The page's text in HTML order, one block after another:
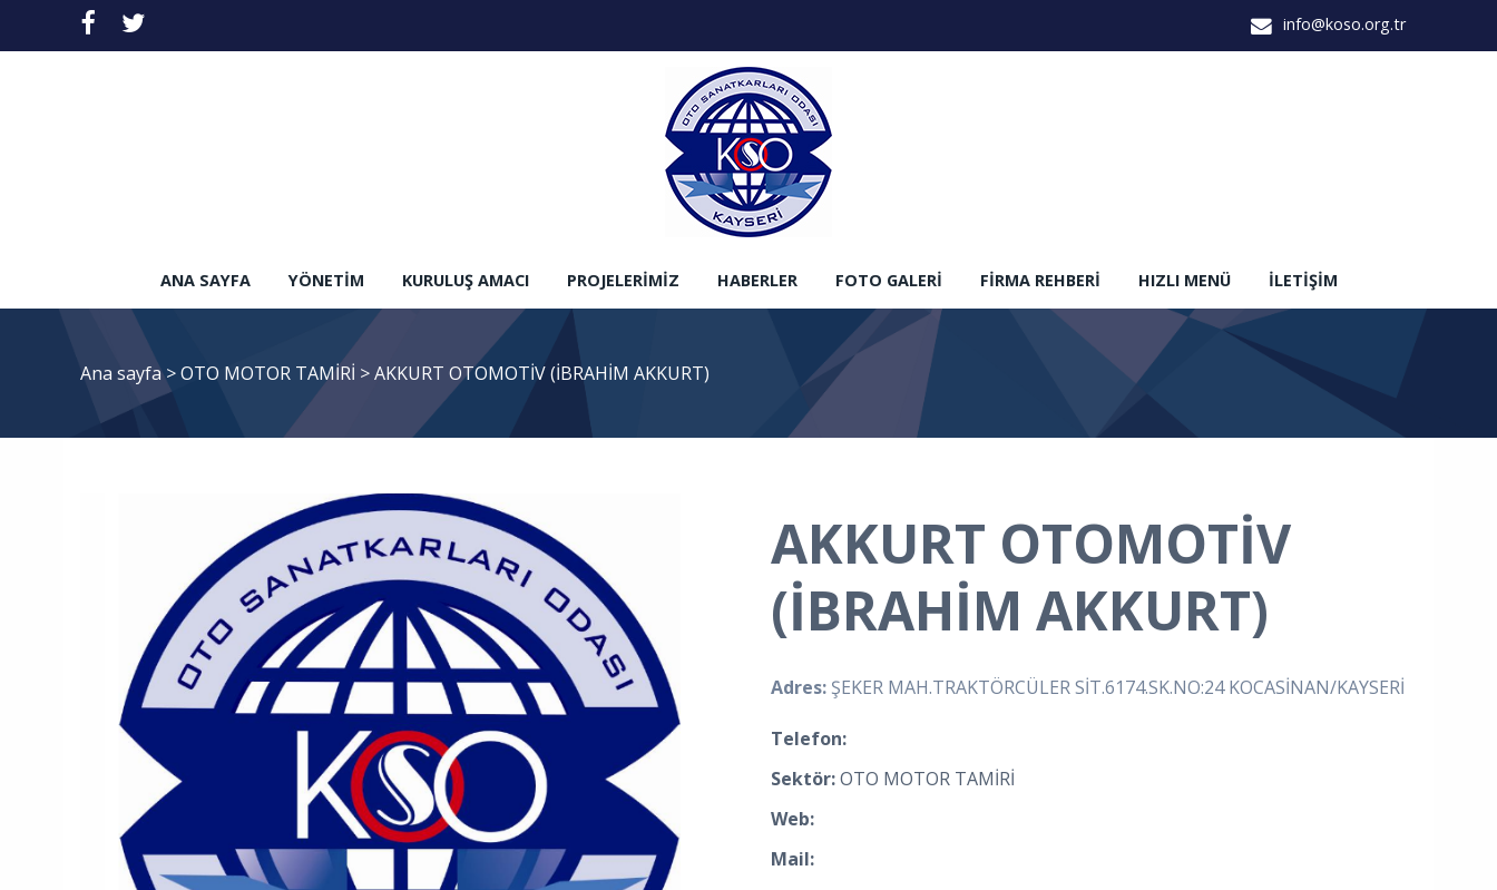
info@koso.org.tr
ANA SAYFA YÖNETIM KURULUŞ AMACI PROJELERIMIZ HABERLER FOTO GALERI FIRMA REHBERI HIZLI MENÜ İLETIŞIM
Ana sayfa >OTO MOTOR TAMİRİ >AKKURT OTOMOTİV (İBRAHİM AKKURT)
AKKURT OTOMOTİV
(İBRAHİM AKKURT)
Adres: ŞEKER MAH.TRAKTÖRCÜLER SİT.6174.SK.NO:24 KOCASİNAN/KAYSERİ
Telefon:
Sektör:OTO MOTOR TAMİRİ
Web:
Mail: